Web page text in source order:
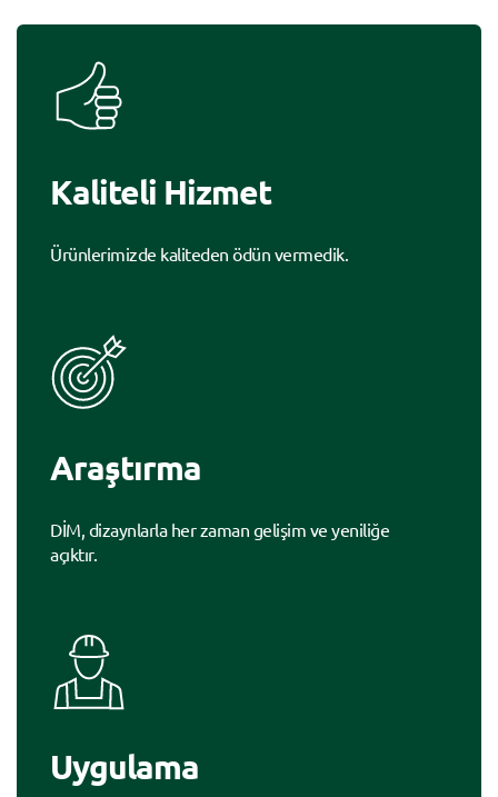
Kaliteli Hizmet
Ürünlerimizde kaliteden ödün vermedik.
Araştırma
DİM, dizaynlarla her zaman gelişim ve yeniliğe
açıktır.
Uygulama